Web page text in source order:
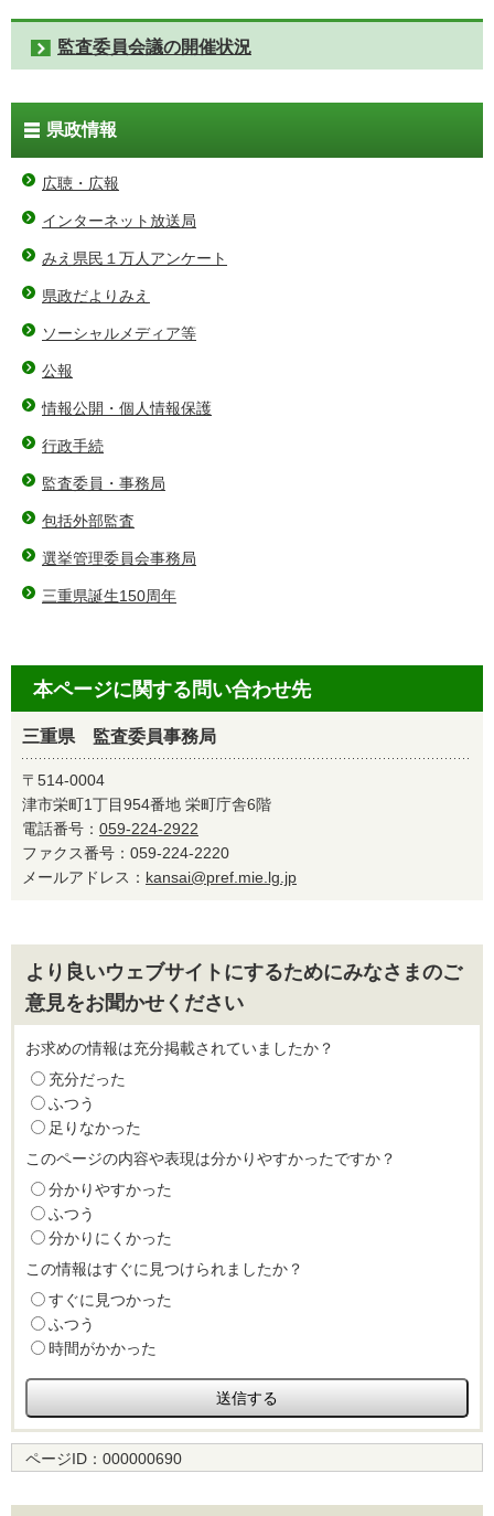
監査委員会議の開催状況
県政情報
広聴・広報
インターネット放送局
みえ県民１万人アンケート
県政だよりみえ
ソーシャルメディア等
公報
情報公開・個人情報保護
行政手続
監査委員・事務局
包括外部監査
選挙管理委員会事務局
三重県誕生150周年
本ページに関する問い合わせ先
三重県 監査委員事務局
〒514-0004
津市栄町1丁目954番地 栄町庁舎6階
電話番号： 059-224-2922
ファクス番号：059-224-2220
メールアドレス： kansai@pref.mie.lg.jp
より良いウェブサイトにするためにみなさまのご
意見をお聞かせください
お求めの情報は充分掲載されていましたか？
充分だった
ふつう
足りなかった
このページの内容や表現は分かりやすかったですか？
分かりやすかった
ふつう
分かりにくかった
この情報はすぐに見つけられましたか？
すぐに見つかった
ふつう
時間がかかった
ページID： 000000690